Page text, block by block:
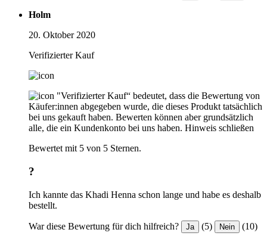
Holm
20. Oktober 2020
Verifizierter Kauf
"Verifizierter Kauf“ bedeutet, dass die Bewertung von
Käufer:innen abgegeben wurde, die dieses Produkt tatsächlich
bei uns gekauft haben. Bewerten können aber grundsätzlich
alle, die ein Kundenkonto bei uns haben. Hinweis schließen
Bewertet mit 5 von 5 Sternen.
?
Ich kannte das Khadi Henna schon lange und habe es deshalb
bestellt.
War diese Bewertung für dich hilfreich? Ja (5) Nein (10)